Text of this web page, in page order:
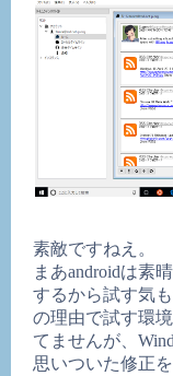
素敵ですねえ。
まあandroidは素
するから試す気
の理由で試す環
てませんが、
思いついた修正